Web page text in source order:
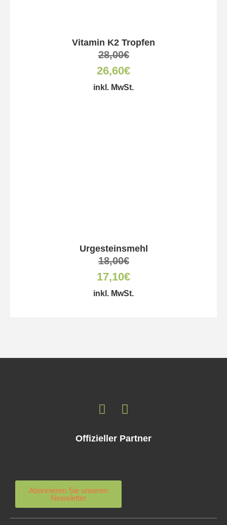
Vitamin K2 Tropfen
28,00€
26,60€
inkl. MwSt.
Urgesteinsmehl
18,00€
17,10€
inkl. MwSt.
Offizieller Partner
Abonnieren Sie unseren
Newsletter